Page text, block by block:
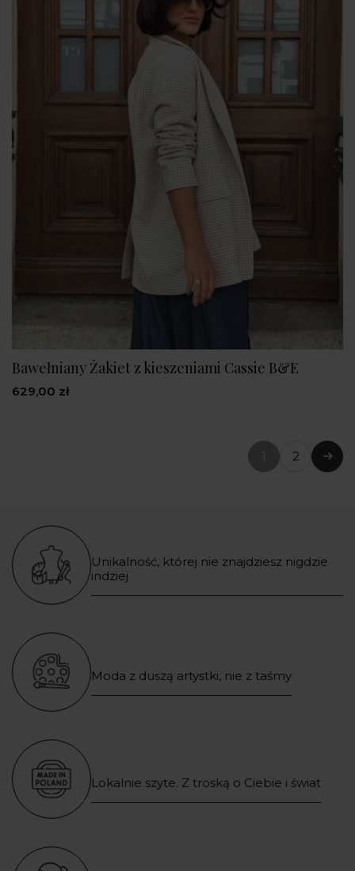
Bawełniany Żakiet z kieszeniami Cassie B&E
629,00 zł
1(bieżąca
strona)
2
Unikalność, której nie znajdziesz nigdzie
indziej
Moda z duszą artystki, nie z taśmy
Lokalnie szyte. Z troską o Ciebie i świat